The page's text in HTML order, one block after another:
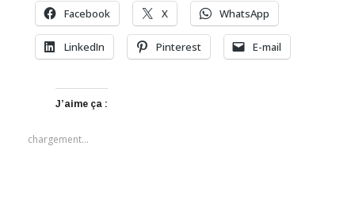
Facebook X WhatsApp
LinkedIn Pinterest E-mail
J’aime ça :
chargement…